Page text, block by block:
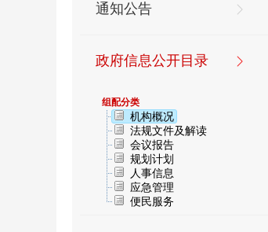
通知公告
政府信息公开目录
组配分类
机构概况
法规文件及解读
会议报告
规划计划
人事信息
应急管理
便民服务